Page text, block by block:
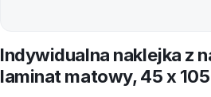
Indywidualna naklejka z
laminat matowy, 45 x